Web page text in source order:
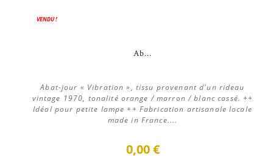
VENDU !
Ab...
Abat-jour « Vibration », tissu provenant d'un rideau
vintage 1970, tonalité orange / marron / blanc cassé. ++
Idéal pour petite lampe ++ Fabrication artisanale locale
made in France....
0,00 €